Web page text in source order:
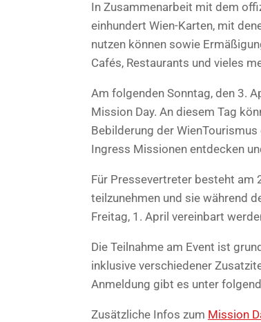
In Zusammenarbeit mit dem
einhundert Wien-Karten, mit
nutzen können sowie
Cafés, Restaurants und vieles
Am folgenden Sonntag, den 3.
Mission Day. An diesem Tag
Bebilderung der
Ingress Missionen entdecken
Für Pressevertreter besteht am
teilzunehmen und sie während
Freitag, 1. April vereinbart
Die Teilnahme am Event ist
inklusive verschiedener
Anmeldung gibt es unter
Zusätzliche Infos zum Mission